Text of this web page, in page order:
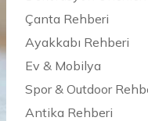
Çanta Rehberi
Ayakkabı Rehberi
Ev & Mobilya
Spor & Outdoor
Antika Rehberi